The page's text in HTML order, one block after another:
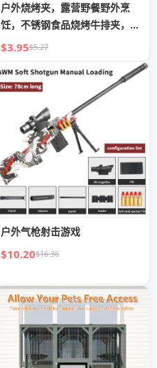
户外烧烤夹，露营野餐野外烹
饪，不锈钢食品烧烤牛排夹，家
用厨房工具用品
$3.95$5.27
户外气枪射击游戏
$10.20$16.36